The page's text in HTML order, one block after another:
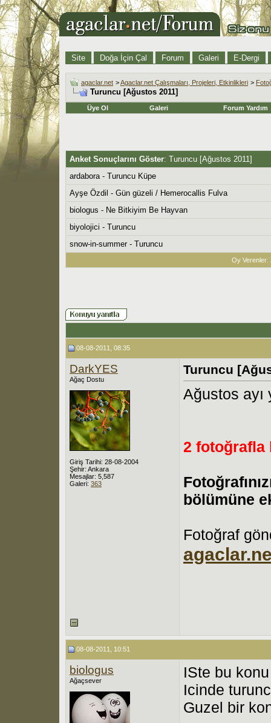
Site Doğa İçin Çal Forum Galeri E-Dergi
agaclar.net >Agaclar.net Çalışmaları, Projeleri, Etkinlikleri >
Turuncu [Ağustos 2011]
Üye Ol Galeri Forum Yardım
Anket Sonuçlarını Göster: Turuncu [Ağustos 2011]
ardabora - Turuncu Küpe
Ayşe Özdil - Gün güzeli / Hemerocallis Fulva
biologus - Ne Bitkiyim Be Hayvan
biyolojici - Turuncu
snow-in-summer - Turuncu
Oy Verenler:
08-08-2011, 08:35
DarkYES
Ağaç Dostu
Giriş Tarihi: 28-08-2004
Şehir: Ankara
Mesajlar: 5,587
Galeri: 363
Turuncu
Ağustos ayı
2 fotoğrafla
bölümüne
Fotoğraf
08-08-2011, 10:51
biologus
Ağaçsever
ISte bu
Icinde
Guzel bir